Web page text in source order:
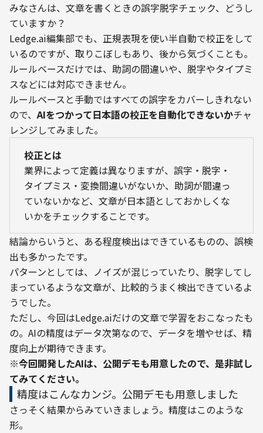
みなさんは、文章を書くときの誤字脱字チェック、どうし
ていますか？
Ledge.ai編集部でも、正規表現を使い半自動で校正をして
いるのですが、取りこぼしもあり、後から気づくことも。
ルールベースだけでは、助詞の間違いや、脱字やタイプミ
スなどには対応できません。
ルールベースと手動ではすべての誤字をカバーしきれない
ので、AIをつかって日本語の校正を自動化できないかチャ
レンジしてみました。
校正とは
業界によって定義は異なりますが、誤字・脱字・
タイプミス・変換間違いがないか、助詞が間違っ
ていないかなど、文章が日本語としておかしくな
いかをチェックすることです。
結論からいうと、ある程度検出はできているものの、誤検
出も多かったです。
パターンとしては、ノイズが混じっていたり、脱字してし
まっているような文章が、比較的うまく検出できているよ
うでした。
ただし、今回はLedge.aiだけの文章で学習をおこなったも
の。AIの精度はデータ次第なので、データを増やせば、精
度向上が期待できます。
※今回開発したAIは、公開デモも用意したので、是非試し
てみてください。
精度はこんなカンジ。公開デモも用意しました
さっそく結果からみていきましょう。精度はこのような
形。